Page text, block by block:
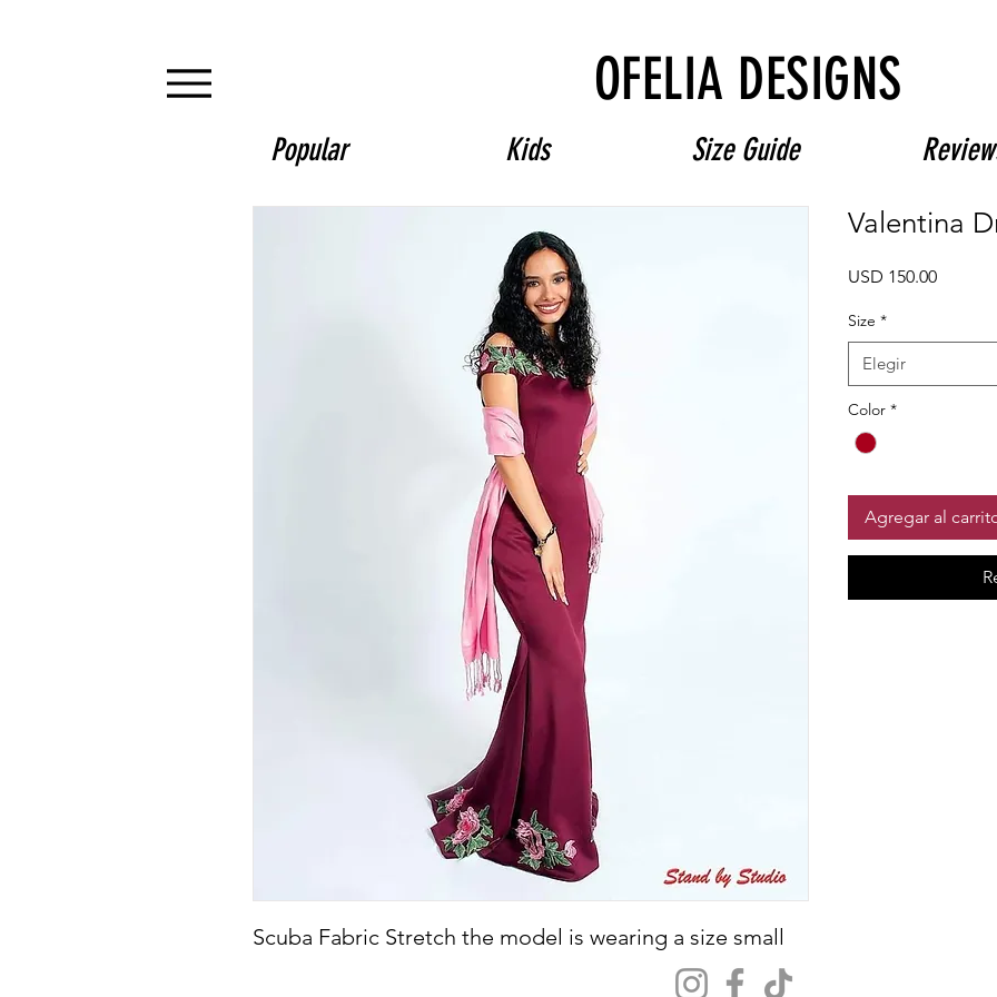
OFELIA DESIGNS
Popular Kids Size Guide
Scuba Fabric Stretch the model is wearing a size small
Valentina
USD 150.00Precio
Size *
Elegir
Color *
Agregar al